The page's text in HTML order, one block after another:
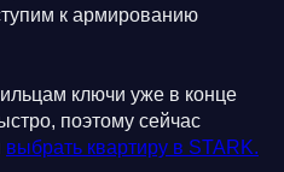
к армированию
ключи уже в конце
поэтому сейчас
выбрать квартиру в STARK.